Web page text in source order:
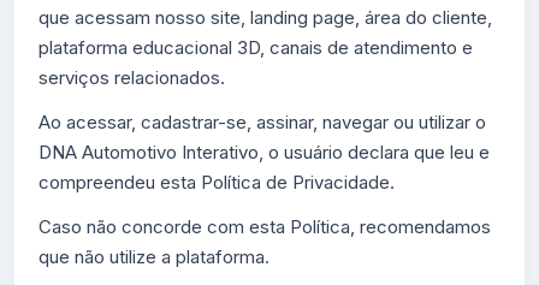
que acessam nosso site, landing page, área do cliente,
plataforma educacional 3D, canais de atendimento e
serviços relacionados.
Ao acessar, cadastrar-se, assinar, navegar ou utilizar o
DNA Automotivo Interativo, o usuário declara que leu e
compreendeu esta Política de Privacidade.
Caso não concorde com esta Política, recomendamos
que não utilize a plataforma.